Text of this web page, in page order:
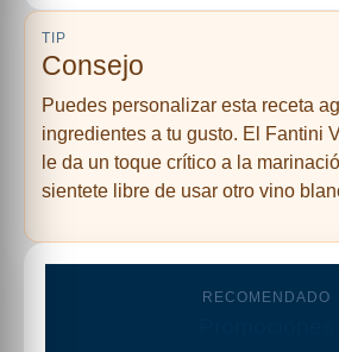
TIP
Consejo
Puedes personalizar esta receta
ingredientes a tu gusto. El Fantini
le da un toque crítico a la
sientete libre de usar otro vino
RECOMENDADO